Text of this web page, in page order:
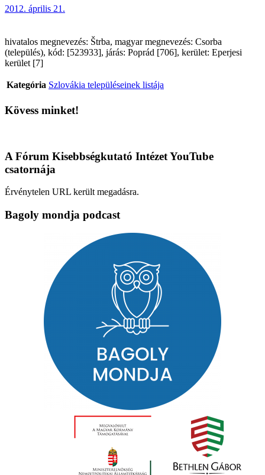
2012. április 21.
hivatalos megnevezés: Štrba, magyar megnevezés: Csorba
(település), kód: [523933], járás: Poprád [706], kerület: Eperjesi
kerület [7]
Kategória Szlovákia településeinek listája
Kövess minket!
A Fórum Kisebbségkutató Intézet YouTube
csatornája
Érvénytelen URL került megadásra.
Bagoly mondja podcast